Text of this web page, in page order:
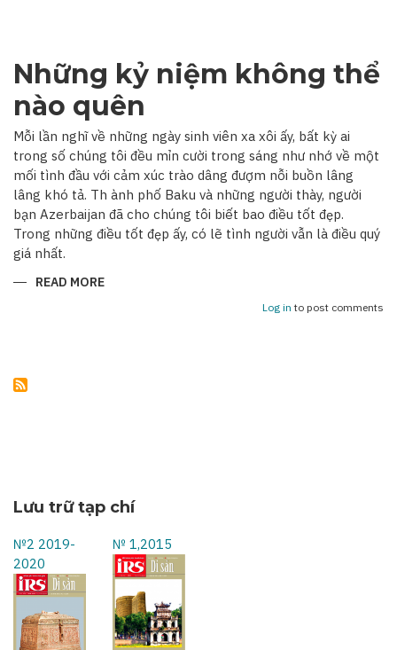
VIỆT
NAM
ĐANG
TRÊN
ĐÀ
PHÁT
TRIỂN”
Những kỷ niệm không thể
nào quên
Mỗi lần nghĩ về những ngày sinh viên xa xôi ấy, bất kỳ ai
trong số chúng tôi đều mỉn cười trong sáng như nhớ về một
mối tình đầu với cảm xúc trào dâng đượm nỗi buồn lâng
lâng khó tả. Th ành phố Baku và những người thày, người
bạn Azerbaijan đã cho chúng tôi biết bao điều tốt đẹp.
Trong những điều tốt đẹp ấy, có lẽ tình người vẫn là điều quý
giá nhất.
READ MORE
Log in to post comments
Lưu trữ tạp chí
№2 2019-
2020
№ 1,2015